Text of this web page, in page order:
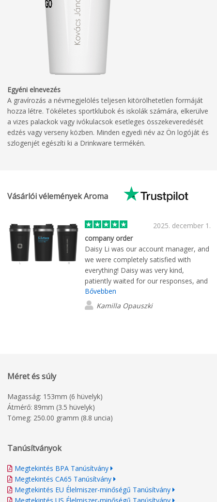
Egyéni elnevezés
A gravírozás a névmegjelölés teljesen kitörölhetetlen formáját
hozza létre. Tökéletes sportklubok és iskolák számára, elkerülve
a vizes palackok vagy ivókulacsok esetleges összekeveredését
edzés vagy verseny közben. Minden egyedi név az Ön logóját és
szlogenjét egészíti ki a Drinkware termékén.
Vásárlói vélemények Aroma
2025. december 1.
company order
Daisy Li was our account manager, and
we were completely satisfied with
everything! Daisy was very kind,
patiently waited for our responses, and
answered all our questions as quickly as
possible. We made many changes
regarding the products, and Daisy
Bővebben
Kamilla Opauszki
Méret és súly
Magasság: 153mm (6 hüvelyk)
Átmérő: 89mm (3.5 hüvelyk)
Tömeg: 250.00 gramm (8.8 uncia)
Tanúsítványok
Megtekintés BPA Tanúsítvány
Megtekintés CA65 Tanúsítvány
Megtekintés EU Élelmiszer-minőségű Tanúsítvány